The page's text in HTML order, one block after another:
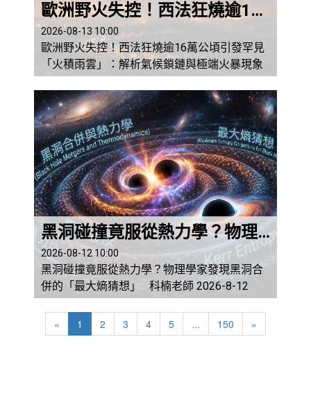
歐洲野火失控！西法狂燒逾16萬公頃引發罕見「火積雨雲」：解析氣候鎖鏈與極端火暴現象
2026-08-13 10:00
歐洲野火失控！西法狂燒逾16萬公頃引發罕見
「火積雨雲」：解析氣候鎖鏈與極端火暴現象
圖靈學院編輯部 2026-8-13 2026年7月中
旬，一場跨越南歐與西歐的極端野火浩劫再次
敲響了全球氣候變遷的警鐘。歐洲雖然每年夏
季都會遭遇程度不一的森林火災，但今年襲擊
西班牙與法國西南部的火勢，其毀滅性與擴散
速度均創下數十年來新高。根據美國國家航空
暨太空總署（NASA）地球觀測站（Ea...
黑洞碰撞竟服從熱力學？物理學家發現黑洞合併的「最大熵猜想」
2026-08-12 10:00
黑洞碰撞竟服從熱力學？物理學家發現黑洞合
併的「最大熵猜想」 科楠老師 2026-8-12
一、 引言：強重力場劇變中的驚人秩序 在
傳統天體物理學的認知中，兩個黑洞的螺旋靠
近與猛烈撞擊，是全宇宙中最動盪、最劇烈的
« 1 2 3 4 5 ... 150 »